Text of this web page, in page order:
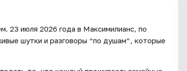
23 июля 2026 года в Максимилианс, по
шутки и разговоры “по душам”, которые